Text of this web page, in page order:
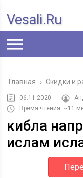
Vesali.ru
Главная › Скидки и
06.11.2020
Время чтения: ~11
кибла
ислам